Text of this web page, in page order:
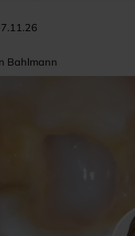
Bahlmann